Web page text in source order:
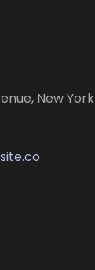
New York